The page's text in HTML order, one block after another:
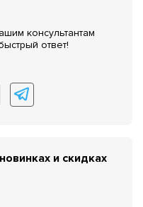
консультантам
ответ!
и скидках